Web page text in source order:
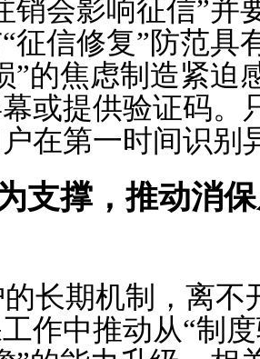
销会影响征信”并
征信修复”防范具
”的焦虑制造紧迫
或提供验证码。
在第一时间识别
支撑，推动消
长期机制，离不
作中推动从“制